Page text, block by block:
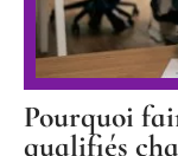
Pourquoi
qualifiés